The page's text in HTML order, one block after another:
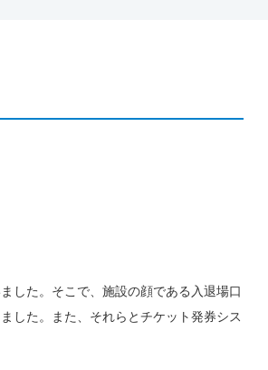
した。そこで、施設の顔である入退場口
した。また、それらとチケット発券シス